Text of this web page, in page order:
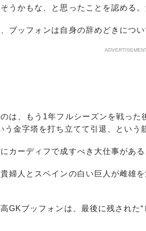
うかもな、と思ったことを認める
ブッフォンは自身の辞めどきについ
は、もう1年フルシーズンを戦った
う金字塔を打ち立てて引退、という
カーディフで成すべき大仕事がある
婦人とスペインの白い巨人が雌雄
GKブッフォンは、最後に残された“